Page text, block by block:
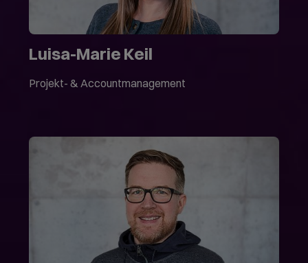
Luisa-Marie Keil
Projekt- & Accountmanagement